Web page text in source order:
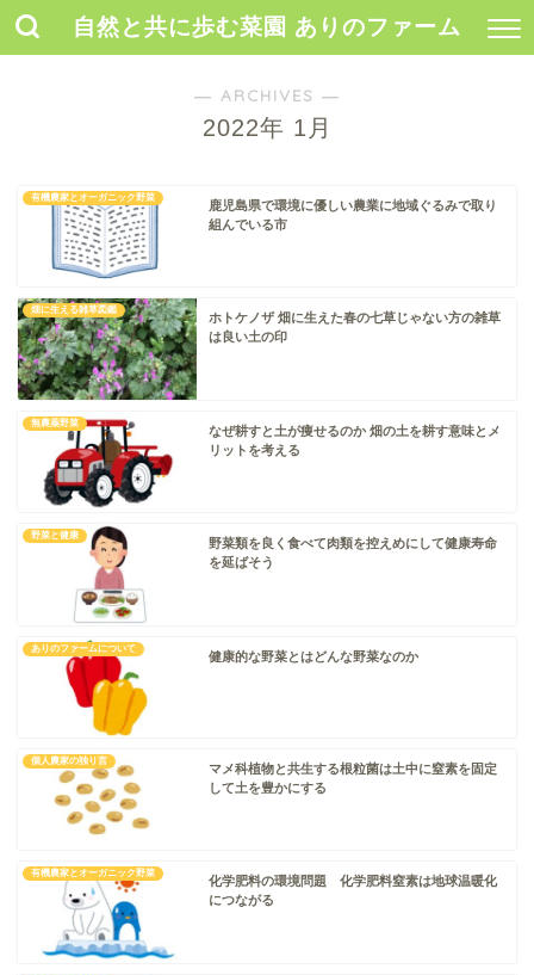
自然と共に歩む菜園 ありのファーム
― ARCHIVES ―
2022年 1月
有機農家とオーガニック野菜
鹿児島県で環境に優しい農業に地域ぐるみで取り
組んでいる市
畑に生える雑草図鑑
ホトケノザ 畑に生えた春の七草じゃない方の雑草
は良い土の印
無農薬野菜
なぜ耕すと土が痩せるのか 畑の土を耕す意味とメ
リットを考える
野菜と健康
野菜類を良く食べて肉類を控えめにして健康寿命
を延ばそう
ありのファームについて
健康的な野菜とはどんな野菜なのか
個人農家の独り言
マメ科植物と共生する根粒菌は土中に窒素を固定
して土を豊かにする
有機農家とオーガニック野菜
化学肥料の環境問題 化学肥料窒素は地球温暖化
につながる